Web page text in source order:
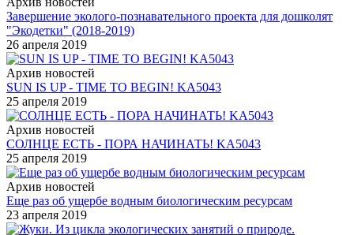
Завершение эколого-познавательного проекта для дошколят
"Экодетки" (2018-2019)
26 апреля 2019
Архив новостей
SUN IS UP - TIME TO BEGIN! KA5043
25 апреля 2019
Архив новостей
СОЛНЦЕ ЕСТЬ - ПОРА НАЧИНАТЬ! KA5043
25 апреля 2019
Архив новостей
Еще раз об ущербе водным биологическим ресурсам
23 апреля 2019